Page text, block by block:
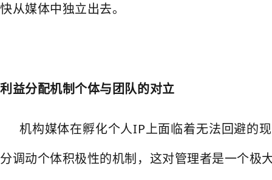
快从媒体中独立出去。
利益分配机制个体与团队的对立
机构媒体在孵化个人IP上面临着无法回避的
分调动个体积极性的机制，这对管理者是一个极